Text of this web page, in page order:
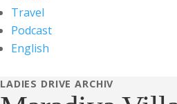
Travel
Podcast
English
LADIES DRIVE ARCHIV